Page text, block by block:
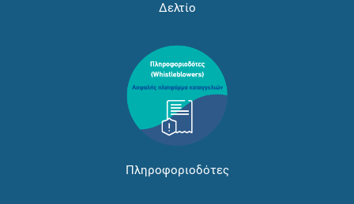
Δελτίο
Πληροφοριοδότες